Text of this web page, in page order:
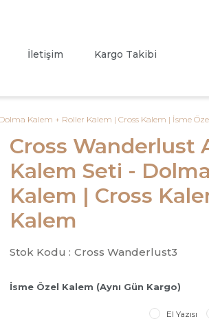
İletişim Kargo Takibi
Kalem + Roller Kalem | Cross Kalem | İsme
Cross Wanderlust
Kalem Seti -
Kalem | Cross
Kalem
Stok Kodu : Cross Wanderlust3
İsme Özel Kalem (Aynı Gün Kargo)
El Yazısı